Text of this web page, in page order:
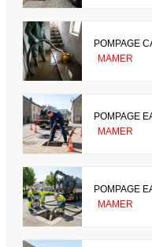
POMPAGE
MAMER
POMPAGE
MAMER
POMPAGE
MAMER